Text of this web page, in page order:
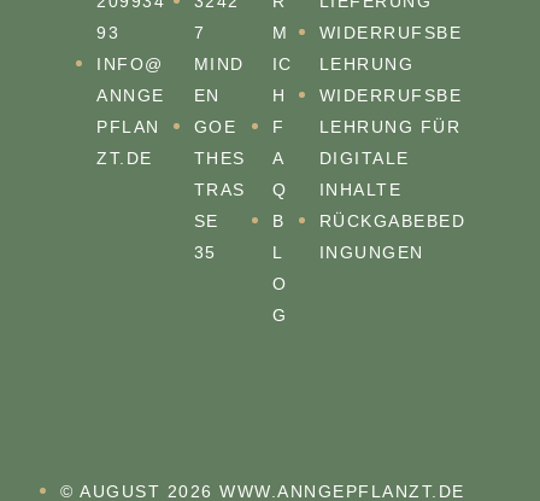
93
INFO@
ANNGE
PFLAN
ZT.DE
7
MIND
EN
GOE
THES
TRASS
E 3
5
M
IC
H
F
A
Q
B
L
O
G
WIDERRUFSBE
LEHRUNG
WIDERRUFSBE
LEHRUNG FÜR
DIGITALE
INHALTE
RÜCKGABEBED
INGUNGEN
© AUGUST 2026 WWW.ANNGEPFLANZT.DE